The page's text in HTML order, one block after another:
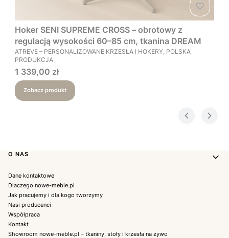
Hoker SENI SUPREME CROSS – obrotowy z
regulacją wysokości 60–85 cm, tkanina DREAM
PRODUCENT
ATREVE – PERSONALIZOWANE KRZESŁA I HOKERY, POLSKA
PRODUKCJA
Cena
1 339,00 zł
Zobacz produkt
Linki w stopce
O NAS
Dane kontaktowe
Dlaczego nowe-meble.pl
Jak pracujemy i dla kogo tworzymy
Nasi producenci
Współpraca
Kontakt
Showroom nowe-meble.pl – tkaniny, stoły i krzesła na żywo